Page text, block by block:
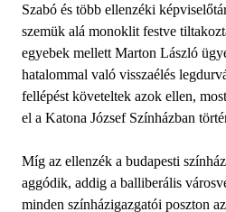
Szabó és több ellenzéki
szemük alá monoklit festve
egyebek mellett Marton László
hatalommal való visszaélés
fellépést követeltek azok ellen,
el a Katona József Színházban
Míg az ellenzék a budapesti
aggódik, addig a balliberális
minden színházigazgatói poszton